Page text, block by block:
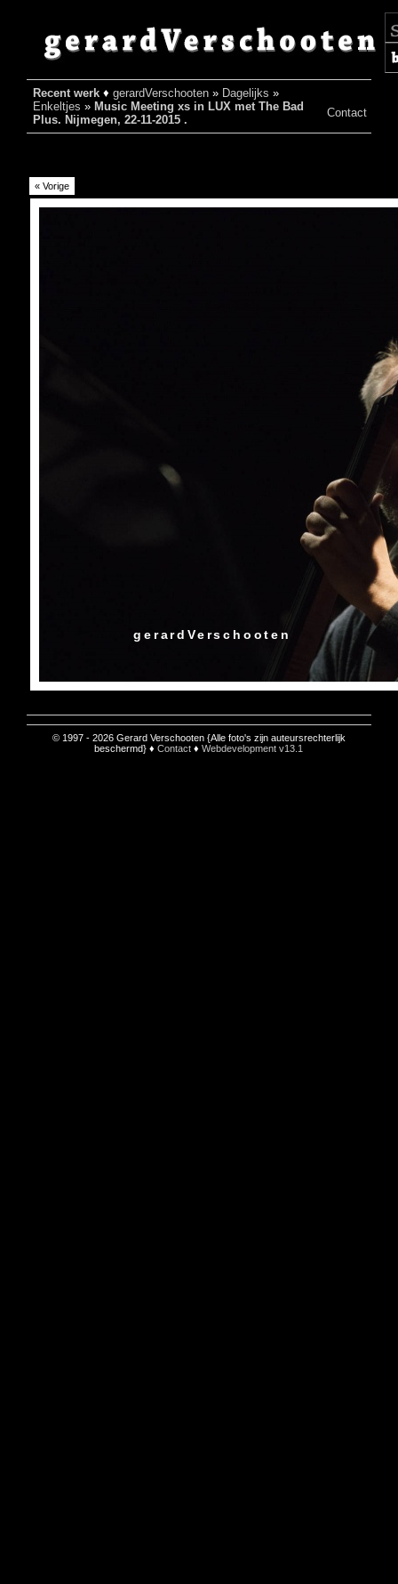
Recent werk♦ gerardVerschooten» Dagelijks »
Enkeltjes » Music Meeting xs in LUX met The Bad
Plus. Nijmegen, 22-11-2015 .
Contact
« Vorige
gerardVerschooten
© 1997 - 2026 Gerard Verschooten {Alle foto's zijn auteursrechterlijk
beschermd} ♦Contact ♦Webdevelopment v13.1